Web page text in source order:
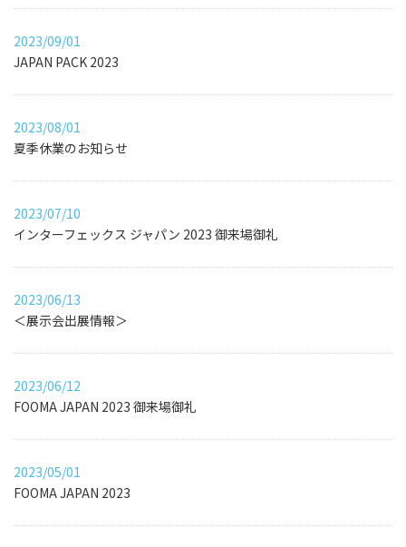
2023/09/01
JAPAN PACK 2023
2023/08/01
夏季休業のお知らせ
2023/07/10
インターフェックス ジャパン 2023 御来場御礼
2023/06/13
＜展示会出展情報＞
2023/06/12
FOOMA JAPAN 2023 御来場御礼
2023/05/01
FOOMA JAPAN 2023